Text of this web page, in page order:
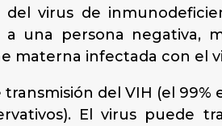
del virus de
a una persona negativa,
materna infectada con el
transmisión del VIH (el
El virus puede